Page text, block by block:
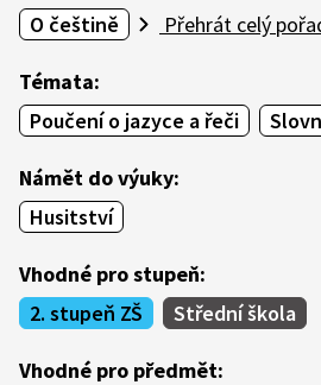
O češtině
Přehrát celý
Témata:
Poučení o jazyce a řeči
Námět do výuky:
Husitství
Vhodné pro stupeň:
2. stupeň ZŠ
Střední škola
Vhodné pro předmět: